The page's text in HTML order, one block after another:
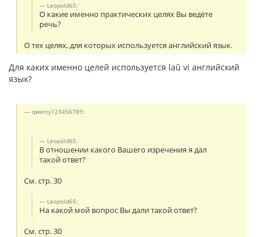
Leopold65:
О какие именно практических целях Вы ведёте
речь?
О тех целях, для которых используется английский язык.
Для каких именно целей используется laŭ vi английский
язык?
qwerty123456789:
Leopold65:
В отношении какого Вашего изречения я дал
такой ответ?
См. стр. 30
Leopold65:
На какой мой вопрос Вы дали такой ответ?
См. стр. 30